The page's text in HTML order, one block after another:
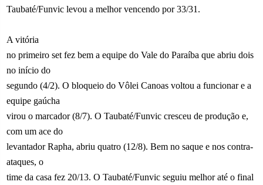
Taubaté/Funvic levou a melhor vencendo por 33/31.
A vitória
no primeiro set fez bem a equipe do Vale do Paraíba que abriu dois
no início do
segundo (4/2). O bloqueio do Vôlei Canoas voltou a funcionar e a
equipe gaúcha
virou o marcador (8/7). O Taubaté/Funvic cresceu de produção e,
com um ace do
levantador Rapha, abriu quatro (12/8). Bem no saque e nos contra-
ataques, o
time da casa fez 20/13. O Taubaté/Funvic seguiu melhor até o final